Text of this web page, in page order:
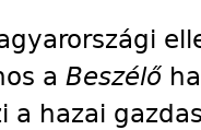
a Beszélő
a hazai